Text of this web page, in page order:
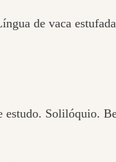
de vaca
estudo. Solilóquio.